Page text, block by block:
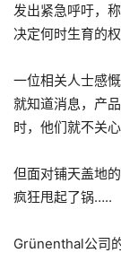
发出紧急呼吁，
决定何时生育的权
一位相关人士感
就知道消息，产
时，他们就不关
但面对铺天盖地
疯狂甩起了锅…..
Grünenthal公司